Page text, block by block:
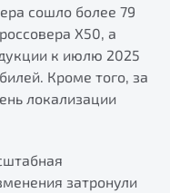
сошло более 79
X50, а
к июлю 2025
Кроме того, за
локализации
затронули